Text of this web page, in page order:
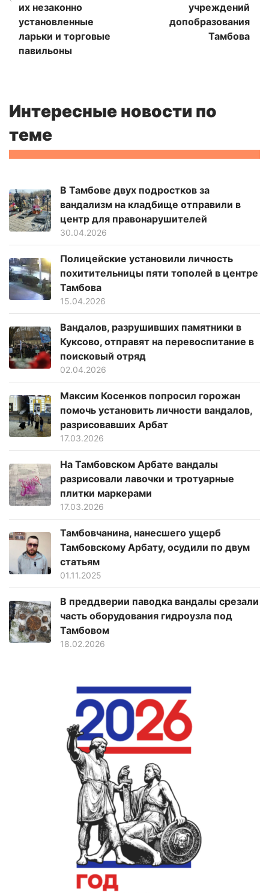
их незаконно
установленные
ларьки и торговые
павильоны
учреждений
допобразования
Тамбова
Интересные новости по
теме
В Тамбове двух подростков за
вандализм на кладбище отправили в
центр для правонарушителей
30.04.2026
Полицейские установили личность
похитительницы пяти тополей в центре
Тамбова
15.04.2026
Вандалов, разрушивших памятники в
Куксово, отправят на перевоспитание в
поисковый отряд
02.04.2026
Максим Косенков попросил горожан
помочь установить личности вандалов,
разрисовавших Арбат
17.03.2026
На Тамбовском Арбате вандалы
разрисовали лавочки и тротуарные
плитки маркерами
17.03.2026
Тамбовчанина, нанесшего ущерб
Тамбовскому Арбату, осудили по двум
статьям
01.11.2025
В преддверии паводка вандалы срезали
часть оборудования гидроузла под
Тамбовом
18.02.2026